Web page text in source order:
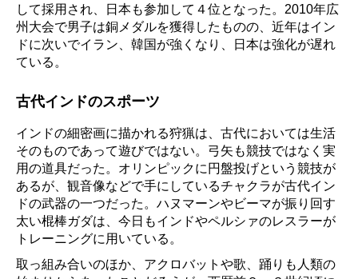
して採用され、日本も参加して４位となった。2010年広
州大会で男子は銅メダルを獲得したものの、近年はイン
ドに次いでイラン、韓国が強くなり、日本は強化が遅れ
ている。
古代インドのスポーツ
インドの細密画に描かれる狩猟は、古代においては生活
そのものであって遊びではない。弓矢も競技ではなく実
用の道具だった。オリンピックに円盤投げという競技が
あるが、観音像などで手にしているチャクラが古代イン
ドの武器の一つだった。ハヌマーンやビーマが振り回す
太い棍棒ガダは、今日もインドやペルシァのレスラーが
トレーニングに用いている。
取っ組み合いのほか、アクロバットや歌、踊りも人類の